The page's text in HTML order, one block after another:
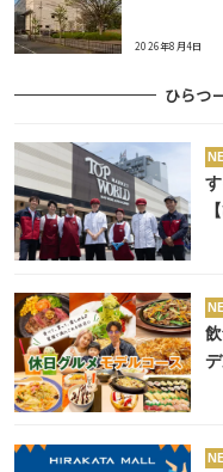
2026年8月4日
ひらつ